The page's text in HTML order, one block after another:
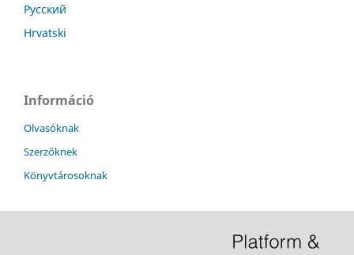
Русский
Hrvatski
Információ
Olvasóknak
Szerzőknek
Könyvtárosoknak